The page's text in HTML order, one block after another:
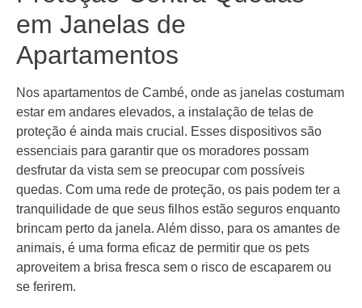
em Janelas de
Apartamentos
Nos apartamentos de Cambé, onde as janelas costumam
estar em andares elevados, a instalação de telas de
proteção é ainda mais crucial. Esses dispositivos são
essenciais para garantir que os moradores possam
desfrutar da vista sem se preocupar com possíveis
quedas. Com uma rede de proteção, os pais podem ter a
tranquilidade de que seus filhos estão seguros enquanto
brincam perto da janela. Além disso, para os amantes de
animais, é uma forma eficaz de permitir que os pets
aproveitem a brisa fresca sem o risco de escaparem ou
se ferirem.